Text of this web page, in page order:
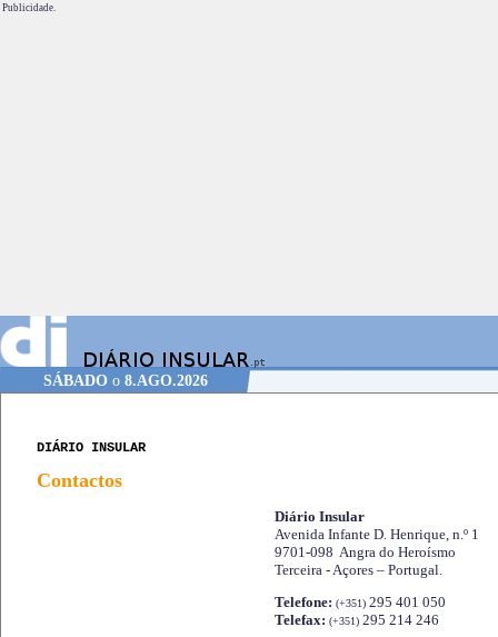
Publicidade.
SÁBADOo 8.AGO.2026
DIÁRIO INSULAR
Contactos
Diário Insular
Avenida Infante D. Henrique, n.º 1
9701-098 Angra do Heroísmo
Terceira - Açores – Portugal.
Telefone: (+351) 295 401 050
Telefax: (+351) 295 214 246